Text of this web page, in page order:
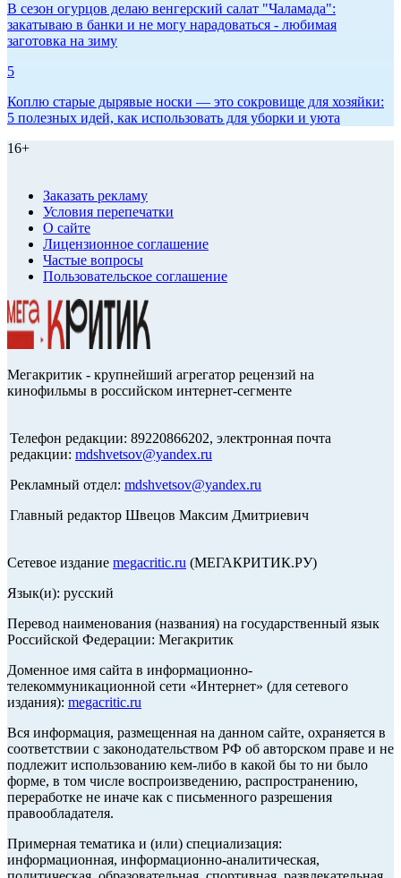
В сезон огурцов делаю венгерский салат "Чаламада":
закатываю в банки и не могу нарадоваться - любимая
заготовка на зиму
5
Коплю старые дырявые носки — это сокровище для хозяйки:
5 полезных идей, как использовать для уборки и уюта
16+
Заказать рекламу
Условия перепечатки
О сайте
Лицензионное соглашение
Частые вопросы
Пользовательское соглашение
Мегакритик - крупнейший агрегатор рецензий на
кинофильмы в российском интернет-сегменте
Телефон редакции: 89220866202, электронная почта
редакции: mdshvetsov@yandex.ru
Рекламный отдел: mdshvetsov@yandex.ru
Главный редактор Швецов Максим Дмитриевич
Сетевое издание megacritic.ru (МЕГАКРИТИК.РУ)
Язык(и): русский
Перевод наименования (названия) на государственный язык
Российской Федерации: Мегакритик
Доменное имя сайта в информационно-
телекоммуникационной сети «Интернет» (для сетевого
издания): megacritic.ru
Вся информация, размещенная на данном сайте, охраняется в
соответствии с законодательством РФ об авторском праве и не
подлежит использованию кем-либо в какой бы то ни было
форме, в том числе воспроизведению, распространению,
переработке не иначе как с письменного разрешения
правообладателя.
Примерная тематика и (или) специализация:
информационная, информационно-аналитическая,